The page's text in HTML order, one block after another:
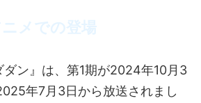
メでの登場
ン』は、第1期が2024年10月3
年7月3日から放送されまし